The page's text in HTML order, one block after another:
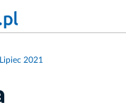
Lipiec 2021